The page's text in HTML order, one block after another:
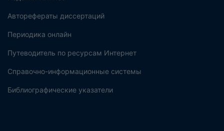
Авторефераты диссертаций
Периодика онлайн
Путеводитель по ресурсам Интернет
Справочно-информационные системы
Библиографические указатели